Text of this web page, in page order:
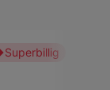
Superbillig